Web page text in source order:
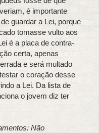
é importante
guardar a Lei, porque
tomasse vulto aos
é a placa de contra-
certa, apenas
e será multado
o coração desse
a Lei. Da lista de
o jovem diz ter
Não